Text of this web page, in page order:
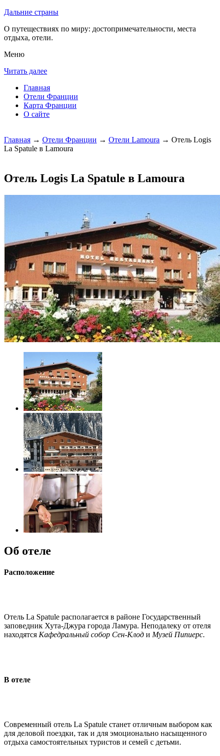
Дальние страны
О путеществиях по миру: достопримечательности, места
отдыха, отели.
Меню
Читать далее
Главная
Отели Франции
Карта Франции
О сайте
Главная → Отели Франции → Отели Lamoura → Отель Logis
La Spatule в Lamoura
Отель Logis La Spatule в Lamoura
Об отеле
Расположение
Отель La Spatule располагается в районе Государственный
заповедник Хута-Джура города Ламура. Неподалеку от отеля
находятся Кафедральный собор Сен-Клод и Музей Пипиерс.
В отеле
Современный отель La Spatule станет отличным выбором как
для деловой поездки, так и для эмоционально насыщенного
отдыха самостоятельных туристов и семей с детьми.